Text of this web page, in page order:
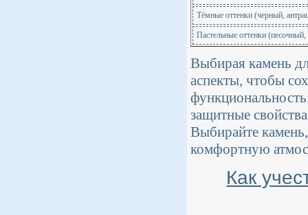
Тёмные оттенки (черный,
Пастельные оттенки
Выбирая камень
аспекты, чтобы
защитные
Выбирайте
комфортную
Как